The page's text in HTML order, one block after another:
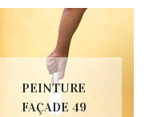
PEINTURE
FAÇADE 49